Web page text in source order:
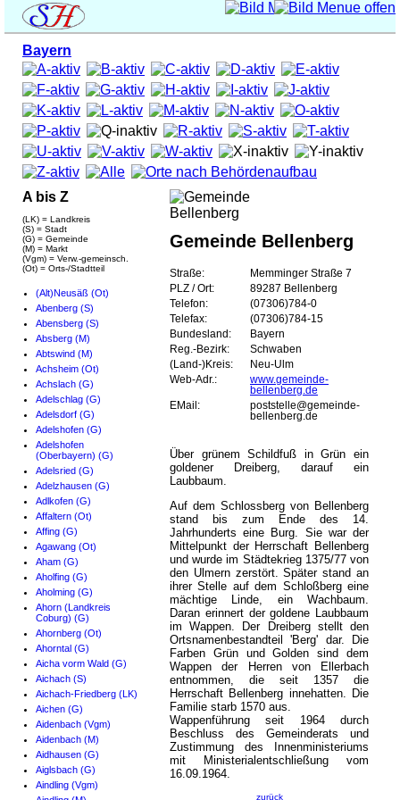
Bayern
A bis Z
(LK) = Landkreis
(S) = Stadt
(G) = Gemeinde
(M) = Markt
(Vgm) = Verw.-gemeinsch.
(Ot) = Orts-/Stadtteil
(Alt)Neusäß (Ot)
Abenberg (S)
Abensberg (S)
Absberg (M)
Abtswind (M)
Achsheim (Ot)
Achslach (G)
Adelschlag (G)
Adelsdorf (G)
Adelshofen (G)
Adelshofen
(Oberbayern) (G)
Adelsried (G)
Adelzhausen (G)
Adlkofen (G)
Affaltern (Ot)
Affing (G)
Agawang (Ot)
Aham (G)
Aholfing (G)
Aholming (G)
Ahorn (Landkreis
Coburg) (G)
Ahornberg (Ot)
Ahorntal (G)
Aicha vorm Wald (G)
Aichach (S)
Aichach-Friedberg (LK)
Aichen (G)
Aidenbach (Vgm)
Aidenbach (M)
Aidhausen (G)
Aiglsbach (G)
Aindling (Vgm)
Gemeinde Bellenberg
Straße:
Memminger Straße 7
PLZ / Ort:
89287 Bellenberg
Telefon:
(07306)784-0
Telefax:
(07306)784-15
Bundesland:
Bayern
Reg.-Bezirk:
Schwaben
(Land-)Kreis:
Neu-Ulm
Web-Adr.:
www.gemeinde-
bellenberg.de
EMail:
poststelle@gemeinde-
bellenberg.de
Über grünem Schildfuß in Grün ein
goldener Dreiberg, darauf ein
Laubbaum.
Auf dem Schlossberg von Bellenberg
stand bis zum Ende des 14.
Jahrhunderts eine Burg. Sie war der
Mittelpunkt der Herrschaft Bellenberg
und wurde im Städtekrieg 1375/77 von
den Ulmern zerstört. Später stand an
ihrer Stelle auf dem Schloßberg eine
mächtige Linde, ein Wachbaum.
Daran erinnert der goldene Laubbaum
im Wappen. Der Dreiberg stellt den
Ortsnamenbestandteil 'Berg' dar. Die
Farben Grün und Golden sind dem
Wappen der Herren von Ellerbach
entnommen, die seit 1357 die
Herrschaft Bellenberg innehatten. Die
Familie starb 1570 aus.
Wappenführung seit 1964 durch
Beschluss des Gemeinderats und
Zustimmung des Innenministeriums
mit Ministerialentschließung vom
16.09.1964.
zurück